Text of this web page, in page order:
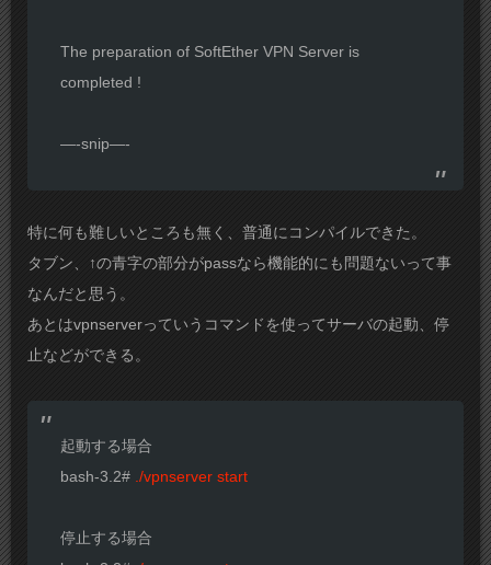
The preparation of SoftEther VPN Server is
completed !
—-snip—-
特に何も難しいところも無く、普通にコンパイルできた。
タブン、↑の青字の部分がpassなら機能的にも問題ないって事
なんだと思う。
あとはvpnserverっていうコマンドを使ってサーバの起動、停
止などができる。
起動する場合
bash-3.2# ./vpnserver start
停止する場合